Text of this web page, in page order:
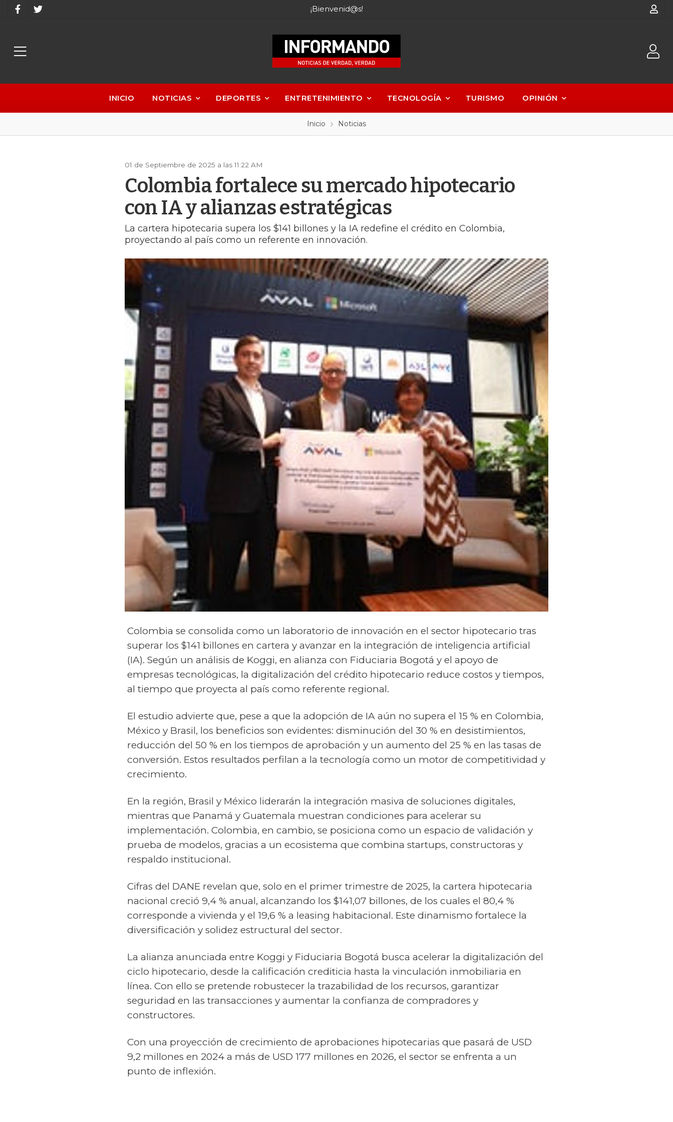
¡Bienvenid@s!
INICIO NOTICIAS DEPORTES ENTRETENIMIENTO TECNOLOGÍA TURISMO OPINIÓN
Inicio Noticias
01 de Septiembre de 2025 a las 11:22 AM
Colombia fortalece su mercado hipotecario
con IA y alianzas estratégicas
La cartera hipotecaria supera los $141 billones y la IA redefine el crédito en Colombia,
proyectando al país como un referente en innovación.
Colombia se consolida como un laboratorio de innovación en el sector hipotecario tras
superar los $141 billones en cartera y avanzar en la integración de inteligencia artificial
(IA). Según un análisis de Koggi, en alianza con Fiduciaria Bogotá y el apoyo de
empresas tecnológicas, la digitalización del crédito hipotecario reduce costos y tiempos,
al tiempo que proyecta al país como referente regional.
El estudio advierte que, pese a que la adopción de IA aún no supera el 15 % en Colombia,
México y Brasil, los beneficios son evidentes: disminución del 30 % en desistimientos,
reducción del 50 % en los tiempos de aprobación y un aumento del 25 % en las tasas de
conversión. Estos resultados perfilan a la tecnología como un motor de competitividad y
crecimiento.
En la región, Brasil y México liderarán la integración masiva de soluciones digitales,
mientras que Panamá y Guatemala muestran condiciones para acelerar su
implementación. Colombia, en cambio, se posiciona como un espacio de validación y
prueba de modelos, gracias a un ecosistema que combina startups, constructoras y
respaldo institucional.
Cifras del DANE revelan que, solo en el primer trimestre de 2025, la cartera hipotecaria
nacional creció 9,4 % anual, alcanzando los $141,07 billones, de los cuales el 80,4 %
corresponde a vivienda y el 19,6 % a leasing habitacional. Este dinamismo fortalece la
diversificación y solidez estructural del sector.
La alianza anunciada entre Koggi y Fiduciaria Bogotá busca acelerar la digitalización del
ciclo hipotecario, desde la calificación crediticia hasta la vinculación inmobiliaria en
línea. Con ello se pretende robustecer la trazabilidad de los recursos, garantizar
seguridad en las transacciones y aumentar la confianza de compradores y
constructores.
Con una proyección de crecimiento de aprobaciones hipotecarias que pasará de USD
9,2 millones en 2024 a más de USD 177 millones en 2026, el sector se enfrenta a un
punto de inflexión.